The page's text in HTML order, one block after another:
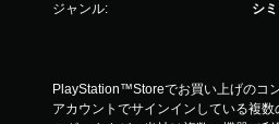
ジャンル: シ
PlayStation™Storeでお買い上げのコ
アカウントでサインインしている複